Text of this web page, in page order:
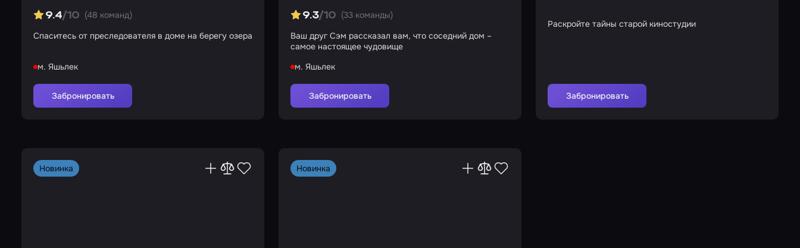
9.4/10 (48 команд)
Спаситесь от преследователя в доме на берегу озера
м. Яшьлек
Забронировать
9.3/10 (33 команды)
Ваш друг Сэм рассказал вам, что соседний дом –
самое настоящее чудовище
м. Яшьлек
Забронировать
Раскройте тайны старой киностудии
Забронировать
Новинка Новинка